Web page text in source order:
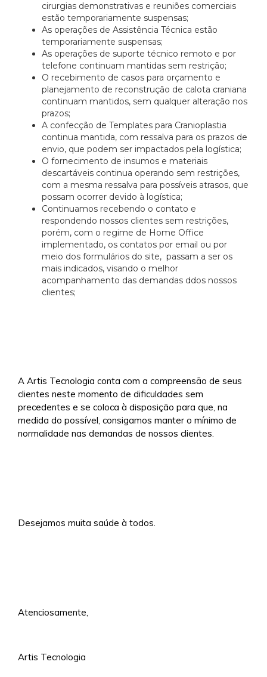
cirurgias demonstrativas e reuniões comerciais
estão temporariamente suspensas;
As operações de Assistência Técnica estão
temporariamente suspensas;
As operações de suporte técnico remoto e por
telefone continuam mantidas sem restrição;
O recebimento de casos para orçamento e
planejamento de reconstrução de calota craniana
continuam mantidos, sem qualquer alteração nos
prazos;
A confecção de Templates para Cranioplastia
continua mantida, com ressalva para os prazos de
envio, que podem ser impactados pela logística;
O fornecimento de insumos e materiais
descartáveis continua operando sem restrições,
com a mesma ressalva para possíveis atrasos, que
possam ocorrer devido à logística;
Continuamos recebendo o contato e
respondendo nossos clientes sem restrições,
porém, com o regime de Home Office
implementado, os contatos por email ou por
meio dos formulários do site, passam a ser os
mais indicados, visando o melhor
acompanhamento das demandas ddos nossos
clientes;
A Artis Tecnologia conta com a compreensão de seus
clientes neste momento de dificuldades sem
precedentes e se coloca à disposição para que, na
medida do possível, consigamos manter o mínimo de
normalidade nas demandas de nossos clientes.
Desejamos muita saúde à todos.
Atenciosamente,
Artis Tecnologia